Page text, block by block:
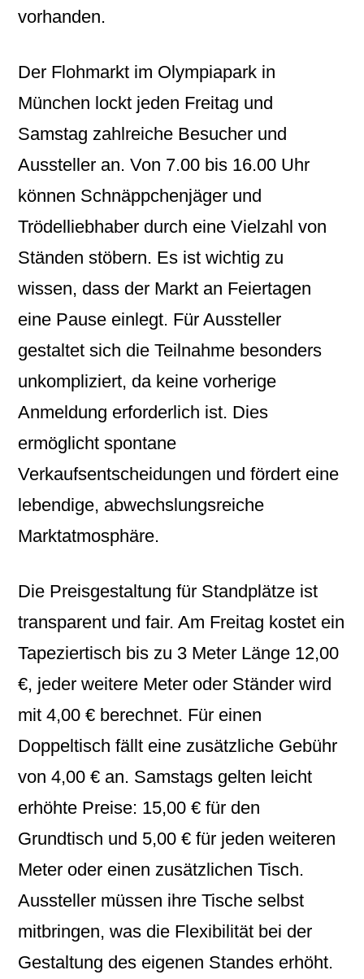
vorhanden.
Der Flohmarkt im Olympiapark in
München lockt jeden Freitag und
Samstag zahlreiche Besucher und
Aussteller an. Von 7.00 bis 16.00 Uhr
können Schnäppchenjäger und
Trödelliebhaber durch eine Vielzahl von
Ständen stöbern. Es ist wichtig zu
wissen, dass der Markt an Feiertagen
eine Pause einlegt. Für Aussteller
gestaltet sich die Teilnahme besonders
unkompliziert, da keine vorherige
Anmeldung erforderlich ist. Dies
ermöglicht spontane
Verkaufsentscheidungen und fördert eine
lebendige, abwechslungsreiche
Marktatmosphäre.
Die Preisgestaltung für Standplätze ist
transparent und fair. Am Freitag kostet ein
Tapeziertisch bis zu 3 Meter Länge 12,00
€, jeder weitere Meter oder Ständer wird
mit 4,00 € berechnet. Für einen
Doppeltisch fällt eine zusätzliche Gebühr
von 4,00 € an. Samstags gelten leicht
erhöhte Preise: 15,00 € für den
Grundtisch und 5,00 € für jeden weiteren
Meter oder einen zusätzlichen Tisch.
Aussteller müssen ihre Tische selbst
mitbringen, was die Flexibilität bei der
Gestaltung des eigenen Standes erhöht.